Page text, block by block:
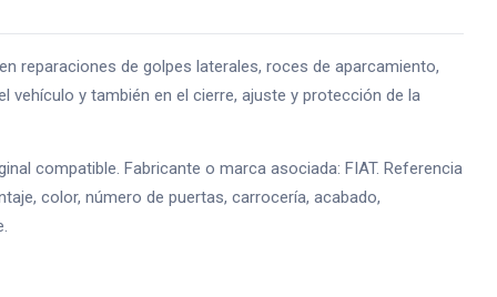
en reparaciones de golpes laterales, roces de aparcamiento,
y también en el cierre, ajuste y protección de la
compatible. Fabricante o marca asociada: FIAT. Referencia
color, número de puertas, carrocería, acabado,